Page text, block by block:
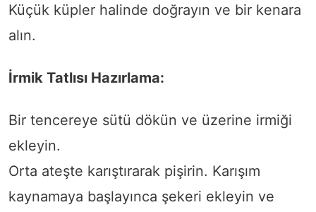
Küçük küpler halinde doğrayın ve bir kenara
alın.
İrmik Tatlısı Hazırlama:
Bir tencereye sütü dökün ve üzerine irmiği
ekleyin.
Orta ateşte karıştırarak pişirin. Karışım
kaynamaya başlayınca şekeri ekleyin ve